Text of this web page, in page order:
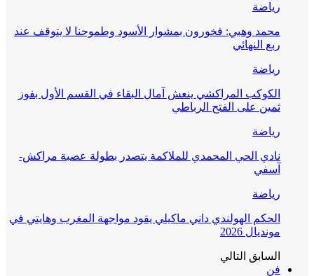
رياضة
محمد وهبي: فخورون بمشوار الأسود وطموحنا لا يتوقف عند
ربع النهائي
رياضة
الكوكب المراكشي ينعش آمال البقاء في القسم الأول بفوز
ثمين على الفتح الرباطي
رياضة
نادي الحي المحمدي للملاكمة يتصدر بطولة عصبة مراكش-
آسفي
رياضة
الحكم الهولندي داني ماكيلي يقود مواجهة المغرب وهايتي في
مونديال 2026
السابق التالي
فن